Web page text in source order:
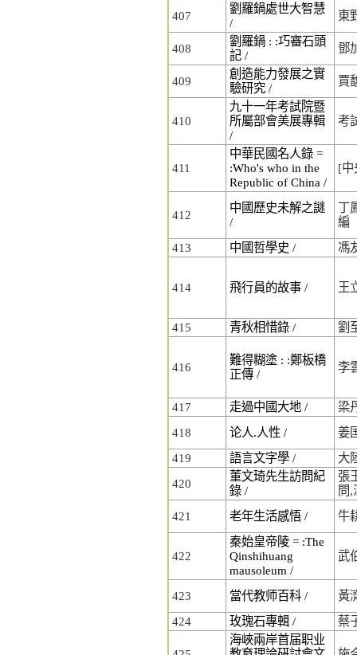
407
劉羅鍋處世大智慧
/
東
408
劉羅鍋 : :巧審石頭
記 /
鄧
409
創造能力發展之實
驗研究 /
賈
410
九十一年考試院暨
所屬部會美展專輯
/
考
411
中華民國名人錄 =
:Who's who in the
Republic of China /
[中
412
中國歷史未解之謎
/
丁
編
413
中國哲學史 / 馮
414 飛行員的故事 / 王
415 青秋相惜錄 / 劉
416
難得糊塗 : :鄭板橋
正傳 /
李
417 走過中國大地 /
梁
418
论人.人性 /
姜
419
語言文字學 /
大
420
董文琦先生訪問紀
錄 /
張
問,
421
老年生活感悟 / 牛
422
秦始皇帝陵 = :The
Qinshihuang
mausoleum /
武
423 當代教师百科 /
黃
424
玫瑰石專輯 / 蔡
海峽兩岸首届职业